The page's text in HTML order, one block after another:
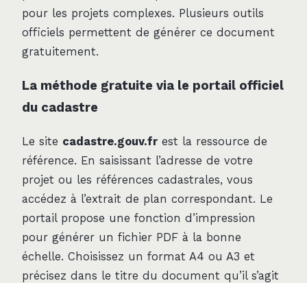
pour les projets complexes. Plusieurs outils
officiels permettent de générer ce document
gratuitement.
La méthode gratuite via le portail officiel
du cadastre
Le site cadastre.gouv.fr est la ressource de
référence. En saisissant l’adresse de votre
projet ou les références cadastrales, vous
accédez à l’extrait de plan correspondant. Le
portail propose une fonction d’impression
pour générer un fichier PDF à la bonne
échelle. Choisissez un format A4 ou A3 et
précisez dans le titre du document qu’il s’agit